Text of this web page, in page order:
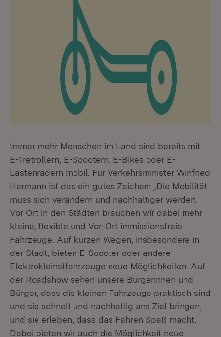
Immer mehr Menschen im Land sind bereits mit
E-Tretrollern, E-Scootern, E-Bikes oder E-
Lastenrädern mobil. Für Verkehrsminister Winfried
Hermann ist das ein gutes Zeichen: „Die Mobilität
muss sich verändern und nachhaltiger werden.
Vor Ort in den Städten brauchen wir dabei mehr
kleine, flexible und Vor-Ort immissionsfreie
Fahrzeuge. Auf kurzen Wegen, insbesondere in
der Stadt, bieten E-Scooter oder andere
Elektrokleinstfahrzeuge neue Möglichkeiten. Auf
der Roadshow sehen unsere Bürgerinnen und
Bürger, dass die kleinen Fahrzeuge praktisch sind
und sie schnell und nachhaltig ans Ziel bringen,
und sie erleben, dass das Fahren Spaß macht.
Dabei bieten wir auch die Möglichkeit neue